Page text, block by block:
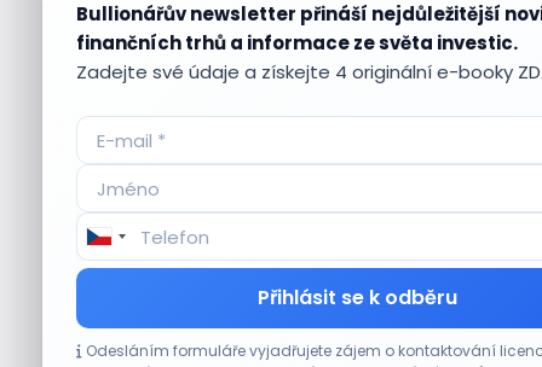
Bullionářův newsletter přináší nejdůležitější
finančních trhů a informace ze světa investic.
Zadejte své údaje a získejte 4 originální e-booky
Přihlásit se k odběru
Odesláním formuláře vyjadřujete zájem o kontaktování
Aktuálnípříležitosti
Micron posílil o 7,6 % a zvýšil podíl na trhu